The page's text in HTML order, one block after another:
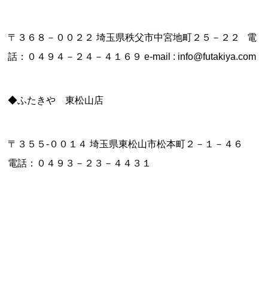
〒３６８－００２２ 埼玉県秩父市中宮地町２５－２２ 電
話：０４９４－２４－４１６９ e-mail : info@futakiya.com
◆ふたきや 東松山店
〒３５５-００１４ 埼玉県東松山市松本町２－１－４６
電話：０４９３－２３－４４３１